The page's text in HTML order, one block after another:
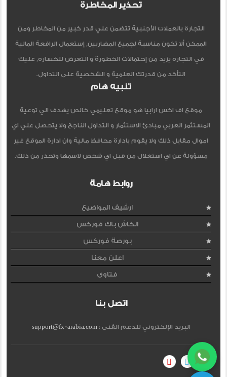
تحذير المخاطرة
التجارة بالعملات الأجنبية تتضمن علي قدر كبير من المخاطر ومن
الممكن ألا تكون مناسبة لجميع المضاربين, إستعمال الرافعة المالية
في التجاره يزيد من إحتمالات الخطورة و التعرض للخساره, عليك
التأكد من قدرتك العلمية و الشخصية على التداول.
تنبيه هام
موقع اف اكس ارابيا هو موقع تعليمي خالص يهدف الي توعية
المستثمر العربي مبادئ الاستثمار و التداول الناجح ولا يتحصل علي اي
اموال مقابل ذلك ولا يقوم بادارة محافظ مالية وان ادارة الموقع غير
مسؤولة عن اي استغلال من قبل اي شخص لاسمها وتحذر من ذلك.
روابط هامة
ارشيف المواضيع
الكاش باك فوركس
بورصة فوركس
اعلن معنا
فتاوى
اتصل بنا
البريد الإلكتروني للدعم الفنى :support@fx-arabia.com